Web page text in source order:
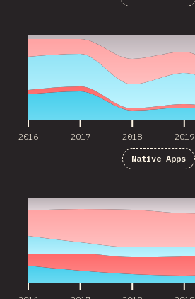
2016 2017 2018 2019
Native Apps